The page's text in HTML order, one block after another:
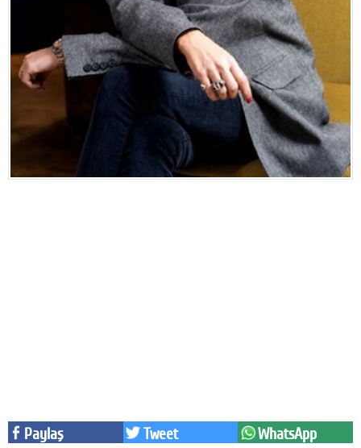
Eğitim
Medya
Bilim
Twitter
Paylaş Tweet WhatsApp